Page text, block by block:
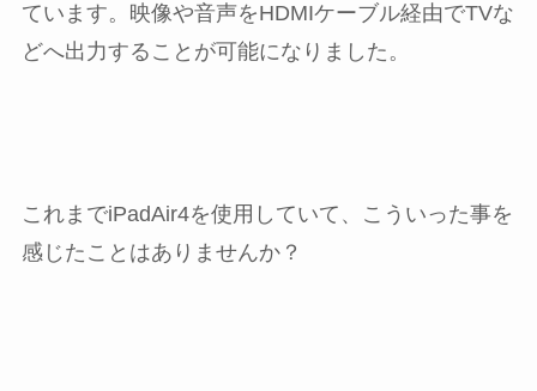
ています。映像や音声をHDMIケーブル経由でTVな
どへ出力することが可能になりました。
これまでiPadAir4を使用していて、こういった事を
感じたことはありませんか？